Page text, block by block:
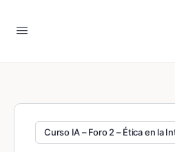
Curso IA – Foro 2 – Ética en la